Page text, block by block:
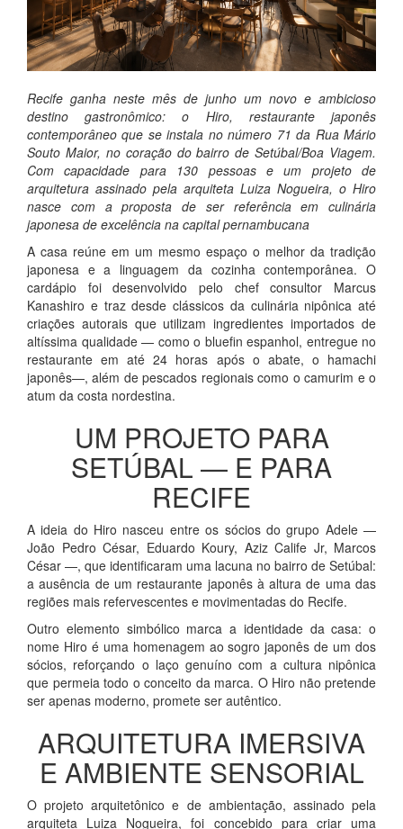
Recife ganha neste mês de junho um novo e ambicioso
destino gastronômico: o Hiro, restaurante japonês
contemporâneo que se instala no número 71 da Rua Mário
Souto Maior, no coração do bairro de Setúbal/Boa Viagem.
Com capacidade para 130 pessoas e um projeto de
arquitetura assinado pela arquiteta Luiza Nogueira, o Hiro
nasce com a proposta de ser referência em culinária
japonesa de excelência na capital pernambucana
A casa reúne em um mesmo espaço o melhor da tradição
japonesa e a linguagem da cozinha contemporânea. O
cardápio foi desenvolvido pelo chef consultor Marcus
Kanashiro e traz desde clássicos da culinária nipônica até
criações autorais que utilizam ingredientes importados de
altíssima qualidade — como o bluefin espanhol, entregue no
restaurante em até 24 horas após o abate, o hamachi
japonês—, além de pescados regionais como o camurim e o
atum da costa nordestina.
UM PROJETO PARA
SETÚBAL — E PARA
RECIFE
A ideia do Hiro nasceu entre os sócios do grupo Adele —
João Pedro César, Eduardo Koury, Aziz Calife Jr, Marcos
César —, que identificaram uma lacuna no bairro de Setúbal:
a ausência de um restaurante japonês à altura de uma das
regiões mais refervescentes e movimentadas do Recife.
Outro elemento simbólico marca a identidade da casa: o
nome Hiro é uma homenagem ao sogro japonês de um dos
sócios, reforçando o laço genuíno com a cultura nipônica
que permeia todo o conceito da marca. O Hiro não pretende
ser apenas moderno, promete ser autêntico.
ARQUITETURA IMERSIVA
E AMBIENTE SENSORIAL
O projeto arquitetônico e de ambientação, assinado pela
arquiteta Luiza Nogueira, foi concebido para criar uma